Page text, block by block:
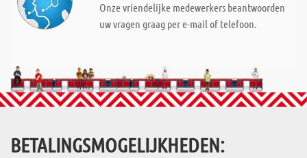
Onze vriendelijke medewerkers beantwoorden
uw vragen graag per e-mail of telefoon.
BETALINGSMOGELIJKHEDEN: